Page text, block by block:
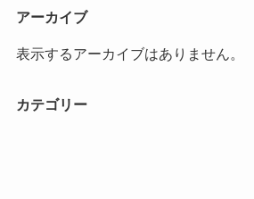
アーカイブ
表示するアーカイブはありません。
カテゴリー